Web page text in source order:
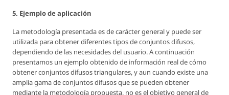
5. Ejemplo de aplicación
La metodología presentada es de carácter general y puede ser
utilizada para obtener diferentes tipos de conjuntos difusos,
dependiendo de las necesidades del usuario. A continuación
presentamos un ejemplo obtenido de información real de cómo
obtener conjuntos difusos triangulares, y aun cuando existe una
amplia gama de conjuntos difusos que se pueden obtener
mediante la metodología propuesta, no es el objetivo general de